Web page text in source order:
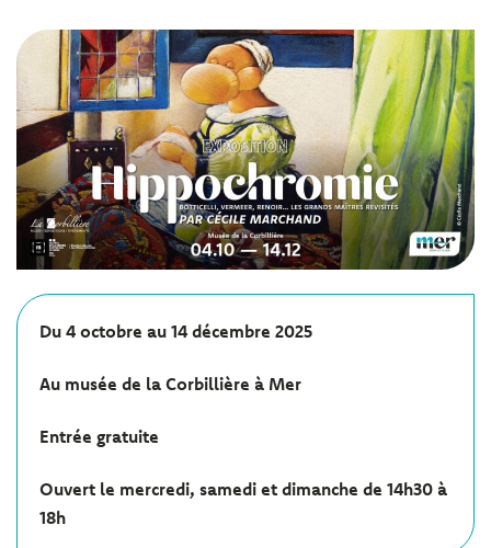
Du 4 octobre au 14 décembre 2025
Au musée de la Corbillière à Mer
Entrée gratuite
Ouvert le mercredi, samedi et dimanche de 14h30 à
18h